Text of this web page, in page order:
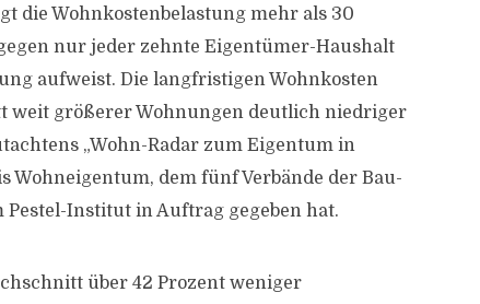
die Wohnkostenbelastung mehr als 30
nur jeder zehnte Eigentümer-Haushalt
aufweist. Die langfristigen Wohnkosten
weit größerer Wohnungen deutlich niedriger
„Wohn-Radar zum Eigentum in
Wohneigentum, dem fünf Verbände der Bau-
Institut in Auftrag gegeben hat.
über 42 Prozent weniger